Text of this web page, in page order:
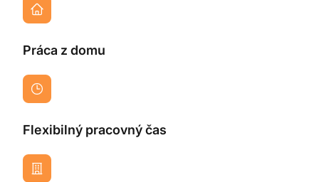
Práca z domu
Flexibilný pracovný čas